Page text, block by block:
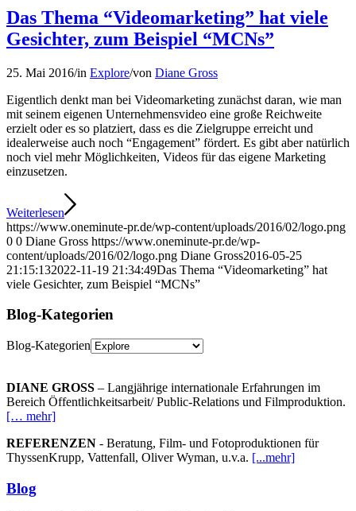
Das Thema “Videomarketing” hat viele
Gesichter, zum Beispiel “MCNs”
25. Mai 2016/in Explore/von Diane Gross
Eigentlich denkt man bei Videomarketing zunächst daran, wie man
mit seinem eigenen Unternehmensvideo eine große Reichweite
erzielt oder es so platziert, dass es die Zielgruppe erreicht und
idealerweise auch noch “Engagement” fördert. Es gibt aber natürlich
noch viel mehr Möglichkeiten, Videos für das eigene Marketing
einzusetzen.
Weiterlesen
https://www.oneminute-pr.de/wp-content/uploads/2016/02/logo.png
0 0 Diane Gross https://www.oneminute-pr.de/wp-
content/uploads/2016/02/logo.png Diane Gross2016-05-25
21:15:132022-11-19 21:34:49Das Thema “Videomarketing” hat
viele Gesichter, zum Beispiel “MCNs”
Blog-Kategorien
Blog-Kategorien
DIANE GROSS – Langjährige internationale Erfahrungen im
Bereich Öffentlichkeitsarbeit/ Public-Relations und Filmproduktion.
[… mehr]
REFERENZEN - Beratung, Film- und Fotoproduktionen für
ThyssenKrupp, Vattenfall, Oliver Wyman, u.v.a. [...mehr]
Blog